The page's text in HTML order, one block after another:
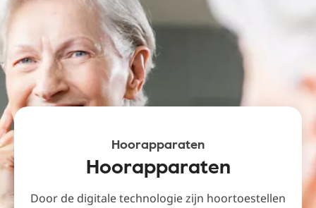
Hoorapparaten
Hoorapparaten
Door de digitale technologie zijn hoortoestellen